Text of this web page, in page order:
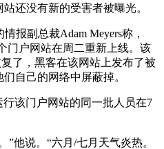
还没有新的受害者被曝光。
报副总裁Adam Meyers称，
门户网站在周二重新上线。该
了，黑客在该网站上发布了被
自己的网络中屏蔽掉。
该门户网站的同一批人员在7
他说。“六月/七月天气炎热。